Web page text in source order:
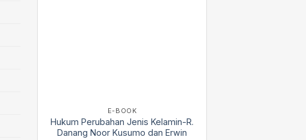
E-BOOK
Hukum Perubahan Jenis Kelamin-R.
Danang Noor Kusumo dan Erwin